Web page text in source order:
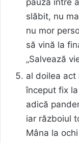
slăbit, nu
nu mor
să vină la
„Salvează
al doilea act
început fix
adică
iar războiul
Mâna la